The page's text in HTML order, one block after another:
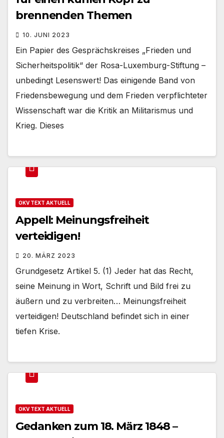
brennenden Themen
10. JUNI 2023
Ein Papier des Gesprächskreises „Frieden und
Sicherheitspolitik“ der Rosa-Luxemburg-Stiftung –
unbedingt Lesenswert! Das einigende Band von
Friedensbewegung und dem Frieden verpflichteter
Wissenschaft war die Kritik an Militarismus und
Krieg. Dieses
OKV TEXT AKTUELL
Appell: Meinungsfreiheit
verteidigen!
20. MÄRZ 2023
Grundgesetz Artikel 5. (1) Jeder hat das Recht,
seine Meinung in Wort, Schrift und Bild frei zu
äußern und zu verbreiten… Meinungsfreiheit
verteidigen! Deutschland befindet sich in einer
tiefen Krise.
OKV TEXT AKTUELL
Gedanken zum 18. März 1848 –